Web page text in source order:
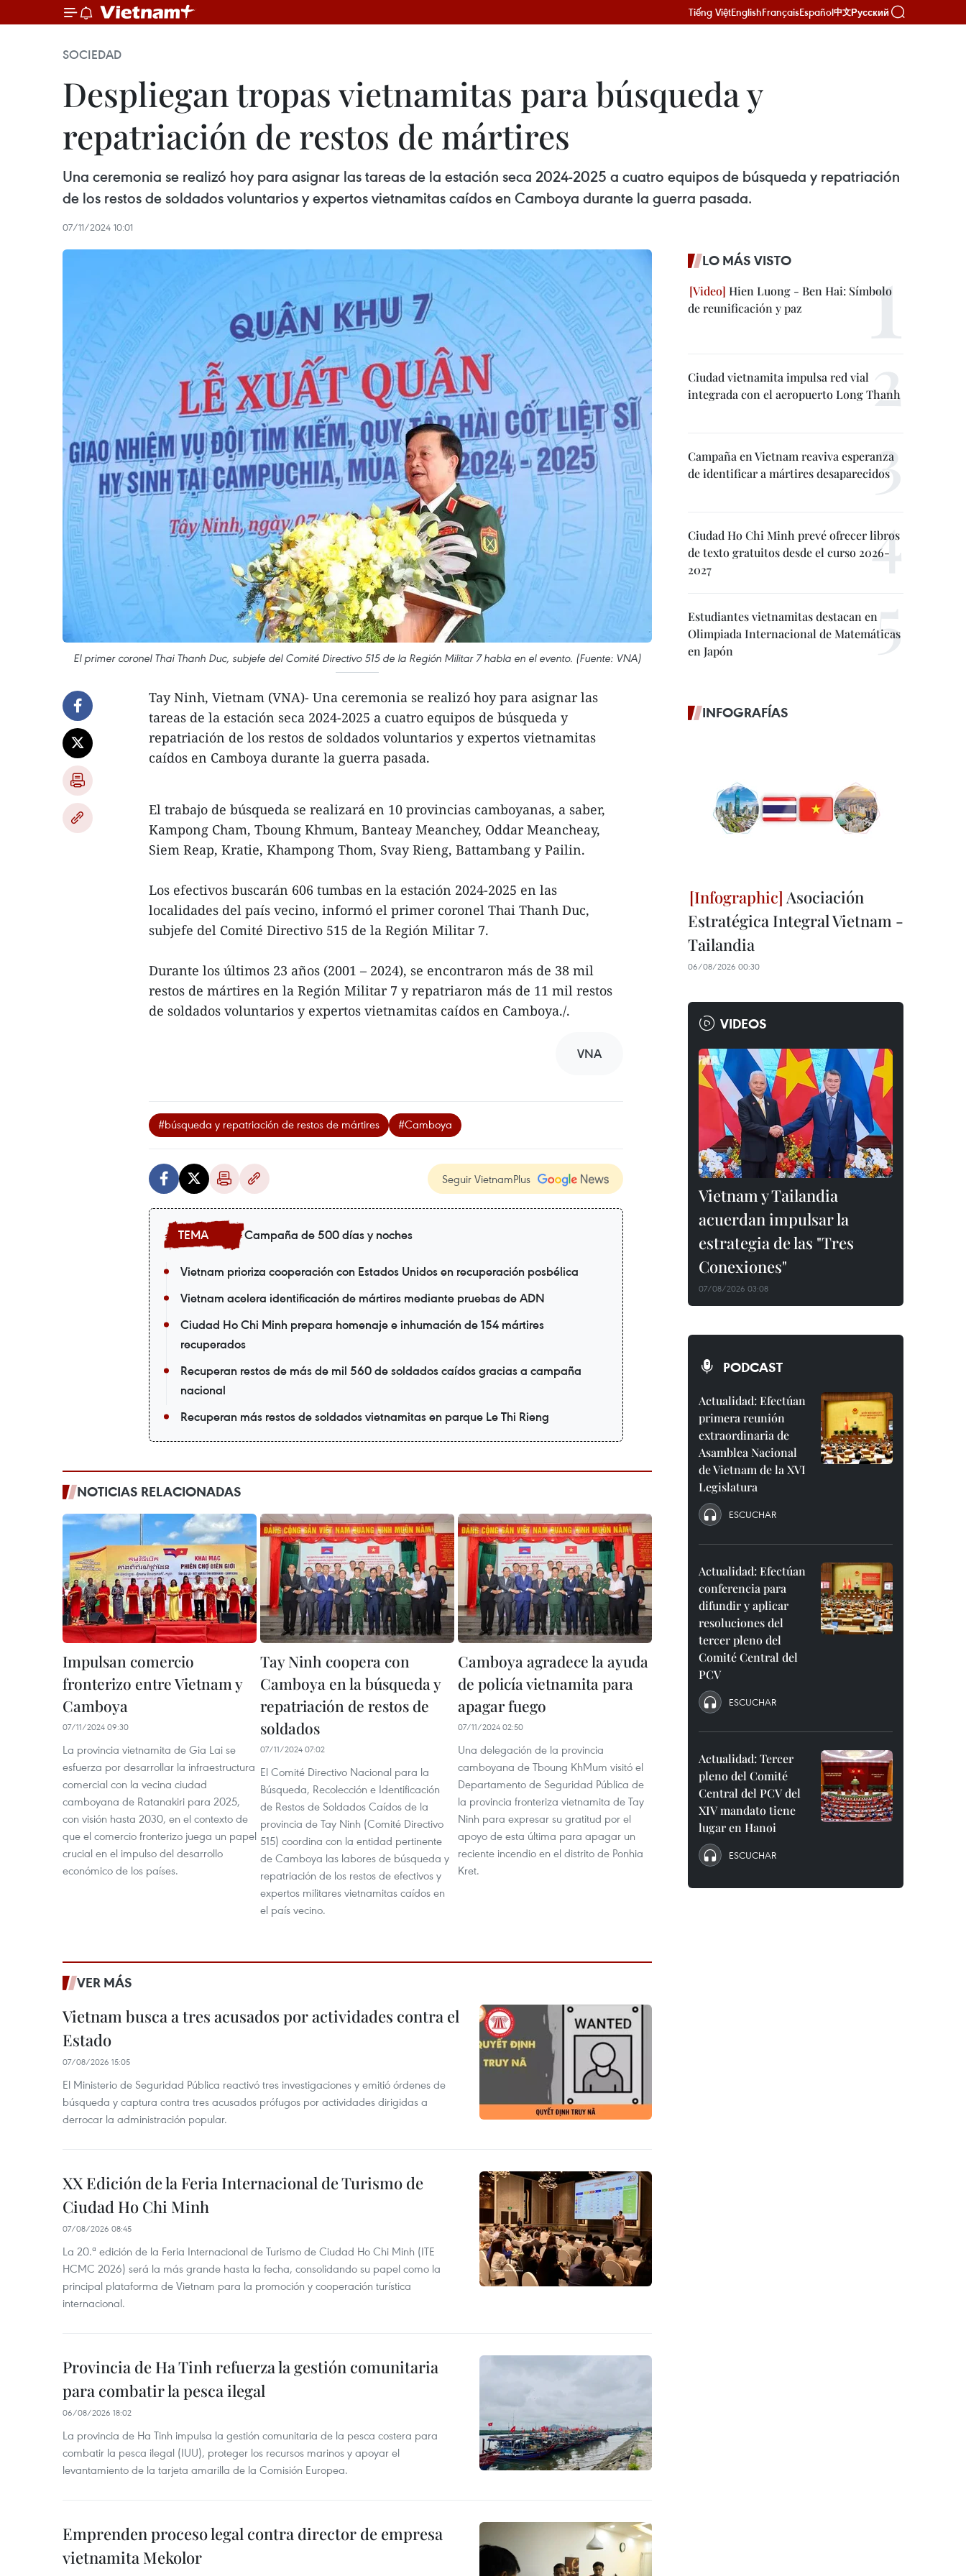
Tiếng ViệtEnglishFrançaisEspañol中文Русский
SOCIEDAD
Despliegan tropas vietnamitas para búsqueda y
repatriación de restos de mártires
Una ceremonia se realizó hoy para asignar las tareas de la estación seca 2024-2025 a cuatro equipos de búsqueda y repatriación
de los restos de soldados voluntarios y expertos vietnamitas caídos en Camboya durante la guerra pasada.
07/11/2024 10:01
El primer coronel Thai Thanh Duc, subjefe del Comité Directivo 515 de la Región Militar 7 habla en el evento. (Fuente: VNA)
Tay Ninh, Vietnam (VNA)- Una ceremonia se realizó hoy para asignar las
tareas de la estación seca 2024-2025 a cuatro equipos de búsqueda y
repatriación de los restos de soldados voluntarios y expertos vietnamitas
caídos en Camboya durante la guerra pasada.
El trabajo de búsqueda se realizará en 10 provincias camboyanas, a saber,
Kampong Cham, Tboung Khmum, Banteay Meanchey, Oddar Meancheay,
Siem Reap, Kratie, Khampong Thom, Svay Rieng, Battambang y Pailin.
Los efectivos buscarán 606 tumbas en la estación 2024-2025 en las
localidades del país vecino, informó el primer coronel Thai Thanh Duc,
subjefe del Comité Directivo 515 de la Región Militar 7.
Durante los últimos 23 años (2001 – 2024), se encontraron más de 38 mil
restos de mártires en la Región Militar 7 y repatriaron más de 11 mil restos
de soldados voluntarios y expertos vietnamitas caídos en Camboya./.
VNA
#búsqueda y repatriación de restos de mártires #Camboya
Seguir VietnamPlus
Campaña de 500 días y noches
Vietnam prioriza cooperación con Estados Unidos en recuperación posbélica
Vietnam acelera identificación de mártires mediante pruebas de ADN
Ciudad Ho Chi Minh prepara homenaje e inhumación de 154 mártires
recuperados
Recuperan restos de más de mil 560 de soldados caídos gracias a campaña
nacional
Recuperan más restos de soldados vietnamitas en parque Le Thi Rieng
NOTICIAS RELACIONADAS
Impulsan comercio
fronterizo entre Vietnam y
Camboya
07/11/2024 09:30
La provincia vietnamita de Gia Lai se
esfuerza por desarrollar la infraestructura
comercial con la vecina ciudad
camboyana de Ratanakiri para 2025,
con visión hasta 2030, en el contexto de
que el comercio fronterizo juega un papel
crucial en el impulso del desarrollo
económico de los países.
Tay Ninh coopera con
Camboya en la búsqueda y
repatriación de restos de
soldados
07/11/2024 07:02
El Comité Directivo Nacional para la
Búsqueda, Recolección e Identificación
de Restos de Soldados Caídos de la
provincia de Tay Ninh (Comité Directivo
515) coordina con la entidad pertinente
de Camboya las labores de búsqueda y
repatriación de los restos de efectivos y
expertos militares vietnamitas caídos en
el país vecino.
Camboya agradece la ayuda
de policía vietnamita para
apagar fuego
07/11/2024 02:50
Una delegación de la provincia
camboyana de Tboung KhMum visitó el
Departamento de Seguridad Pública de
la provincia fronteriza vietnamita de Tay
Ninh para expresar su gratitud por el
apoyo de esta última para apagar un
reciente incendio en el distrito de Ponhia
Kret.
VER MÁS
Vietnam busca a tres acusados por actividades contra el
Estado
07/08/2026 15:05
El Ministerio de Seguridad Pública reactivó tres investigaciones y emitió órdenes de
búsqueda y captura contra tres acusados prófugos por actividades dirigidas a
derrocar la administración popular.
XX Edición de la Feria Internacional de Turismo de
Ciudad Ho Chi Minh
07/08/2026 08:45
La 20.ª edición de la Feria Internacional de Turismo de Ciudad Ho Chi Minh (ITE
HCMC 2026) será la más grande hasta la fecha, consolidando su papel como la
principal plataforma de Vietnam para la promoción y cooperación turística
internacional.
Provincia de Ha Tinh refuerza la gestión comunitaria
para combatir la pesca ilegal
06/08/2026 18:02
La provincia de Ha Tinh impulsa la gestión comunitaria de la pesca costera para
combatir la pesca ilegal (IUU), proteger los recursos marinos y apoyar el
levantamiento de la tarjeta amarilla de la Comisión Europea.
Emprenden proceso legal contra director de empresa
vietnamita Mekolor
LO MÁS VISTO
Hien Luong - Ben Hai: Símbolo
de reunificación y paz
Ciudad vietnamita impulsa red vial
integrada con el aeropuerto Long Thanh
Campaña en Vietnam reaviva esperanza
de identificar a mártires desaparecidos
Ciudad Ho Chi Minh prevé ofrecer libros
de texto gratuitos desde el curso 2026-
2027
Estudiantes vietnamitas destacan en
Olimpiada Internacional de Matemáticas
en Japón
INFOGRAFÍAS
Asociación
Estratégica Integral Vietnam -
Tailandia
06/08/2026 00:30
VIDEOS
Vietnam y Tailandia
acuerdan impulsar la
estrategia de las "Tres
Conexiones"
07/08/2026 03:08
PODCAST
Actualidad: Efectúan
primera reunión
extraordinaria de
Asamblea Nacional
de Vietnam de la XVI
Legislatura
ESCUCHAR
Actualidad: Efectúan
conferencia para
difundir y aplicar
resoluciones del
tercer pleno del
Comité Central del
PCV
ESCUCHAR
Actualidad: Tercer
pleno del Comité
Central del PCV del
XIV mandato tiene
lugar en Hanoi
ESCUCHAR